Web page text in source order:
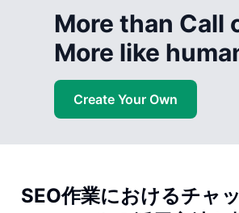
More than Call
More like
Create Your Own
SEO作業におけるチャ